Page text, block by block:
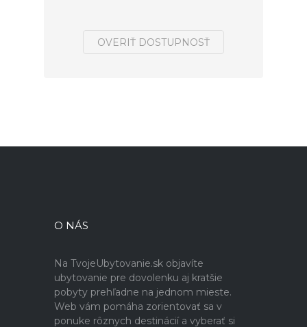
OVERIŤ DOSTUPNOSŤ
O NÁS
Na TvojeUbytovanie.sk objavíte
ubytovanie pre dovolenku aj kratšie
pobyty prehľadne na jednom mieste.
Web vám pomáha zorientovať sa v
ponuke rôznych destinácií a vyberať si